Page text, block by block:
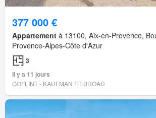
377 000 €
Appartement à 13100, Aix-en-Provence,
Provence-Alpes-Côte d'Azur
3
Il y a 11 jours
GOFLINT - KAUFMAN ET BROAD